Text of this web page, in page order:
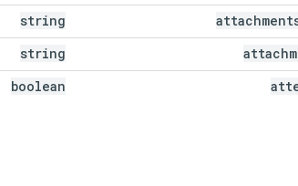
string
string
boolean